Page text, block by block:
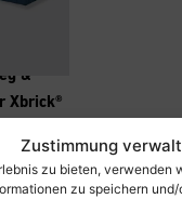
Zustimmung
zu bieten, verwenden
zu speichern
&
Xbrick®